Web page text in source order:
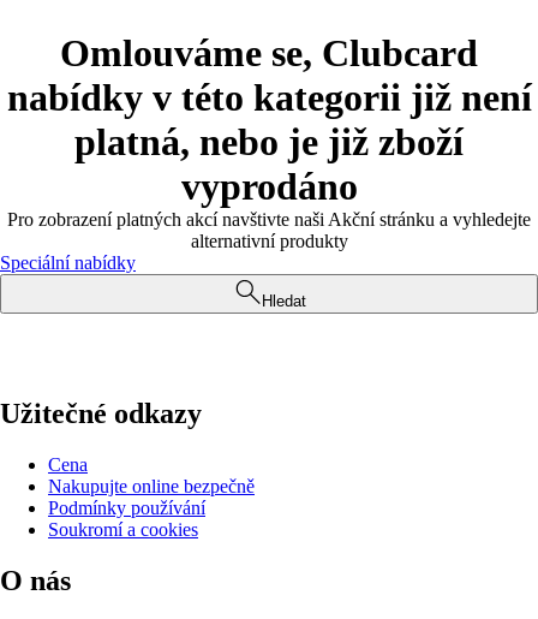
Omlouváme se, Clubcard
nabídky v této kategorii již není
platná, nebo je již zboží
vyprodáno
Pro zobrazení platných akcí navštivte naši Akční stránku a vyhledejte
alternativní produkty
Speciální nabídky
Hledat
Užitečné odkazy
Cena
Nakupujte online bezpečně
Podmínky používání
Soukromí a cookies
O nás